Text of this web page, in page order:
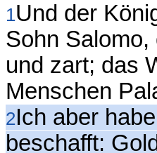
1Und der
Sohn
und zart; das
Menschen
2Ich aber
beschafft: